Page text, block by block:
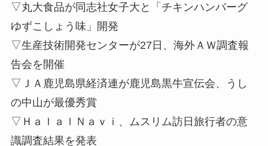
▽丸大食品が同志社女子大と「チキンハンバーグ
ゆずこしょう味」開発
▽生産技術開発センターが27日、海外ＡＷ調査報
告会を開催
▽ＪＡ鹿児島県経済連が鹿児島黒牛宣伝会、うし
の中山が最優秀賞
▽ＨａｌａｌＮａｖｉ、ムスリム訪日旅行者の意
識調査結果を発表